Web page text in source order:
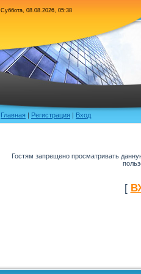
Суббота, 08.08.2026, 05:38
Главная | Регистрация | Вход
Гостям запрещено просматривать
[